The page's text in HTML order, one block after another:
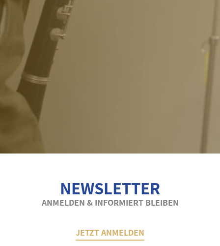
NEWSLETTER
ANMELDEN & INFORMIERT BLEIBEN
JETZT ANMELDEN